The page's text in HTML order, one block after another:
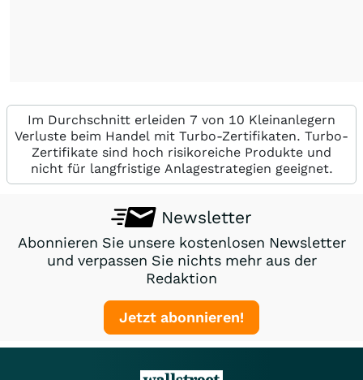
Im Durchschnitt erleiden 7 von 10 Kleinanlegern
Verluste beim Handel mit Turbo-Zertifikaten. Turbo-
Zertifikate sind hoch risikoreiche Produkte und
nicht für langfristige Anlagestrategien geeignet.
Newsletter
Abonnieren Sie unsere kostenlosen Newsletter
und verpassen Sie nichts mehr aus der
Redaktion
Jetzt abonnieren!